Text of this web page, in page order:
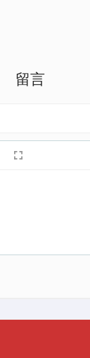
留言